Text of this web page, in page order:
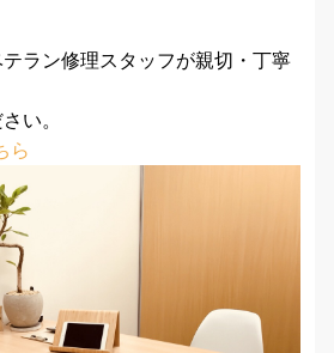
ラン修理スタッフが親切・丁寧
い。
ら